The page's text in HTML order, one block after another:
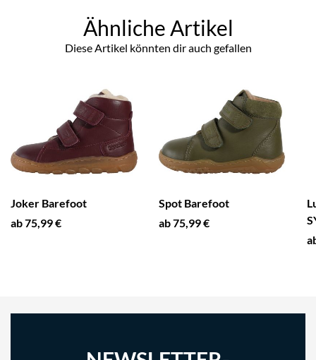
Ähnliche Artikel
Diese Artikel könnten dir auch gefallen
Joker Barefoot
ab 75,99 €
Spot Barefoot
ab 75,99 €